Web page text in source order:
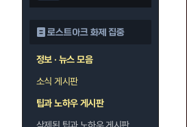
로스트아크 화제 집중
정보 · 뉴스 모음
소식 게시판
팁과 노하우 게시판